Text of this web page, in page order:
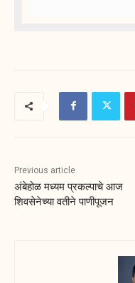
Previous article
अंबेहोळ मध्यम प्रकल्पाचे आज
शिवसेनेच्या वतीने पाणीपूजन